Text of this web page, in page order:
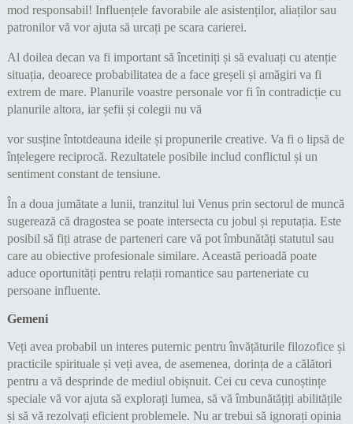
mod responsabil! Influențele favorabile ale asistenților, aliaților sau
patronilor vă vor ajuta să urcați pe scara carierei.
Al doilea decan va fi important să încetiniți și să evaluați cu atenție
situația, deoarece probabilitatea de a face greșeli și amăgiri va fi
extrem de mare. Planurile voastre personale vor fi în contradicție cu
planurile altora, iar șefii și colegii nu vă
vor susține întotdeauna ideile și propunerile creative. Va fi o lipsă de
înțelegere reciprocă. Rezultatele posibile includ conflictul și un
sentiment constant de tensiune.
În a doua jumătate a lunii, tranzitul lui Venus prin sectorul de muncă
sugerează că dragostea se poate intersecta cu jobul și reputația. Este
posibil să fiți atrase de parteneri care vă pot îmbunătăți statutul sau
care au obiective profesionale similare. Această perioadă poate
aduce oportunități pentru relații romantice sau parteneriate cu
persoane influente.
Gemeni
Veți avea probabil un interes puternic pentru învățăturile filozofice și
practicile spirituale și veți avea, de asemenea, dorința de a călători
pentru a vă desprinde de mediul obișnuit. Cei cu ceva cunoștințe
speciale vă vor ajuta să explorați lumea, să vă îmbunătățiți abilitățile
și să vă rezolvați eficient problemele. Nu ar trebui să ignorați opinia